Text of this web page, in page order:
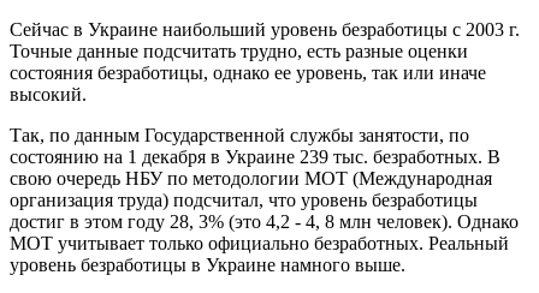
Сейчас в Украине наибольший уровень безработицы с 2003 г.
Точные данные подсчитать трудно, есть разные оценки
состояния безработицы, однако ее уровень, так или иначе
высокий.
Так, по данным Государственной службы занятости, по
состоянию на 1 декабря в Украине 239 тыс. безработных. В
свою очередь НБУ по методологии МОТ (Международная
организация труда) подсчитал, что уровень безработицы
достиг в этом году 28, 3% (это 4,2 - 4, 8 млн человек). Однако
МОТ учитывает только официально безработных. Реальный
уровень безработицы в Украине намного выше.